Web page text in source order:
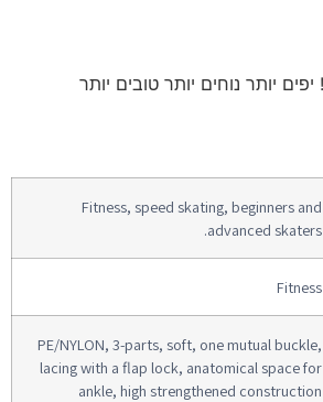
Fitness, speed skating, beginners and
advanced skaters.
Fitness
PE/NYLON, 3-parts, soft, one mutual buckle,
lacing with a flap lock, anatomical space for
ankle, high strengthened construction